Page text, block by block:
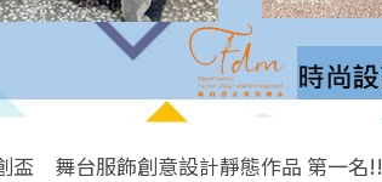
盃 舞台服飾創意設計靜態作品 第一名!!